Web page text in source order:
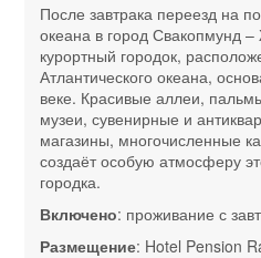
После завтрака переезд на
океана в город Свакопмунд
курортный городок,
Атлантического океана,
веке. Красивые аллеи,
музеи, сувенирные и
магазины, многочисленные
создаёт особую атмосферу
городка.
Включено: проживание с
Размещение: Hotel Pension